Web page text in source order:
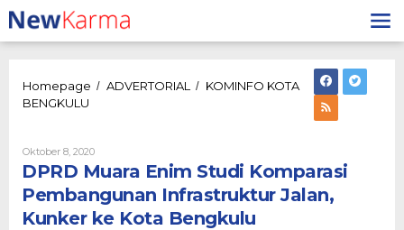
Lewati
ke
konten
Homepage / ADVERTORIAL / KOMINFO KOTA
BENGKULU
Studi
Komparasi
Infrastruktur
Jalan,
Oktober 8, 2020Oleh
Redaksi234
DPRD Muara Enim Studi Komparasi
Pembangunan Infrastruktur Jalan,
Kunker ke Kota Bengkulu